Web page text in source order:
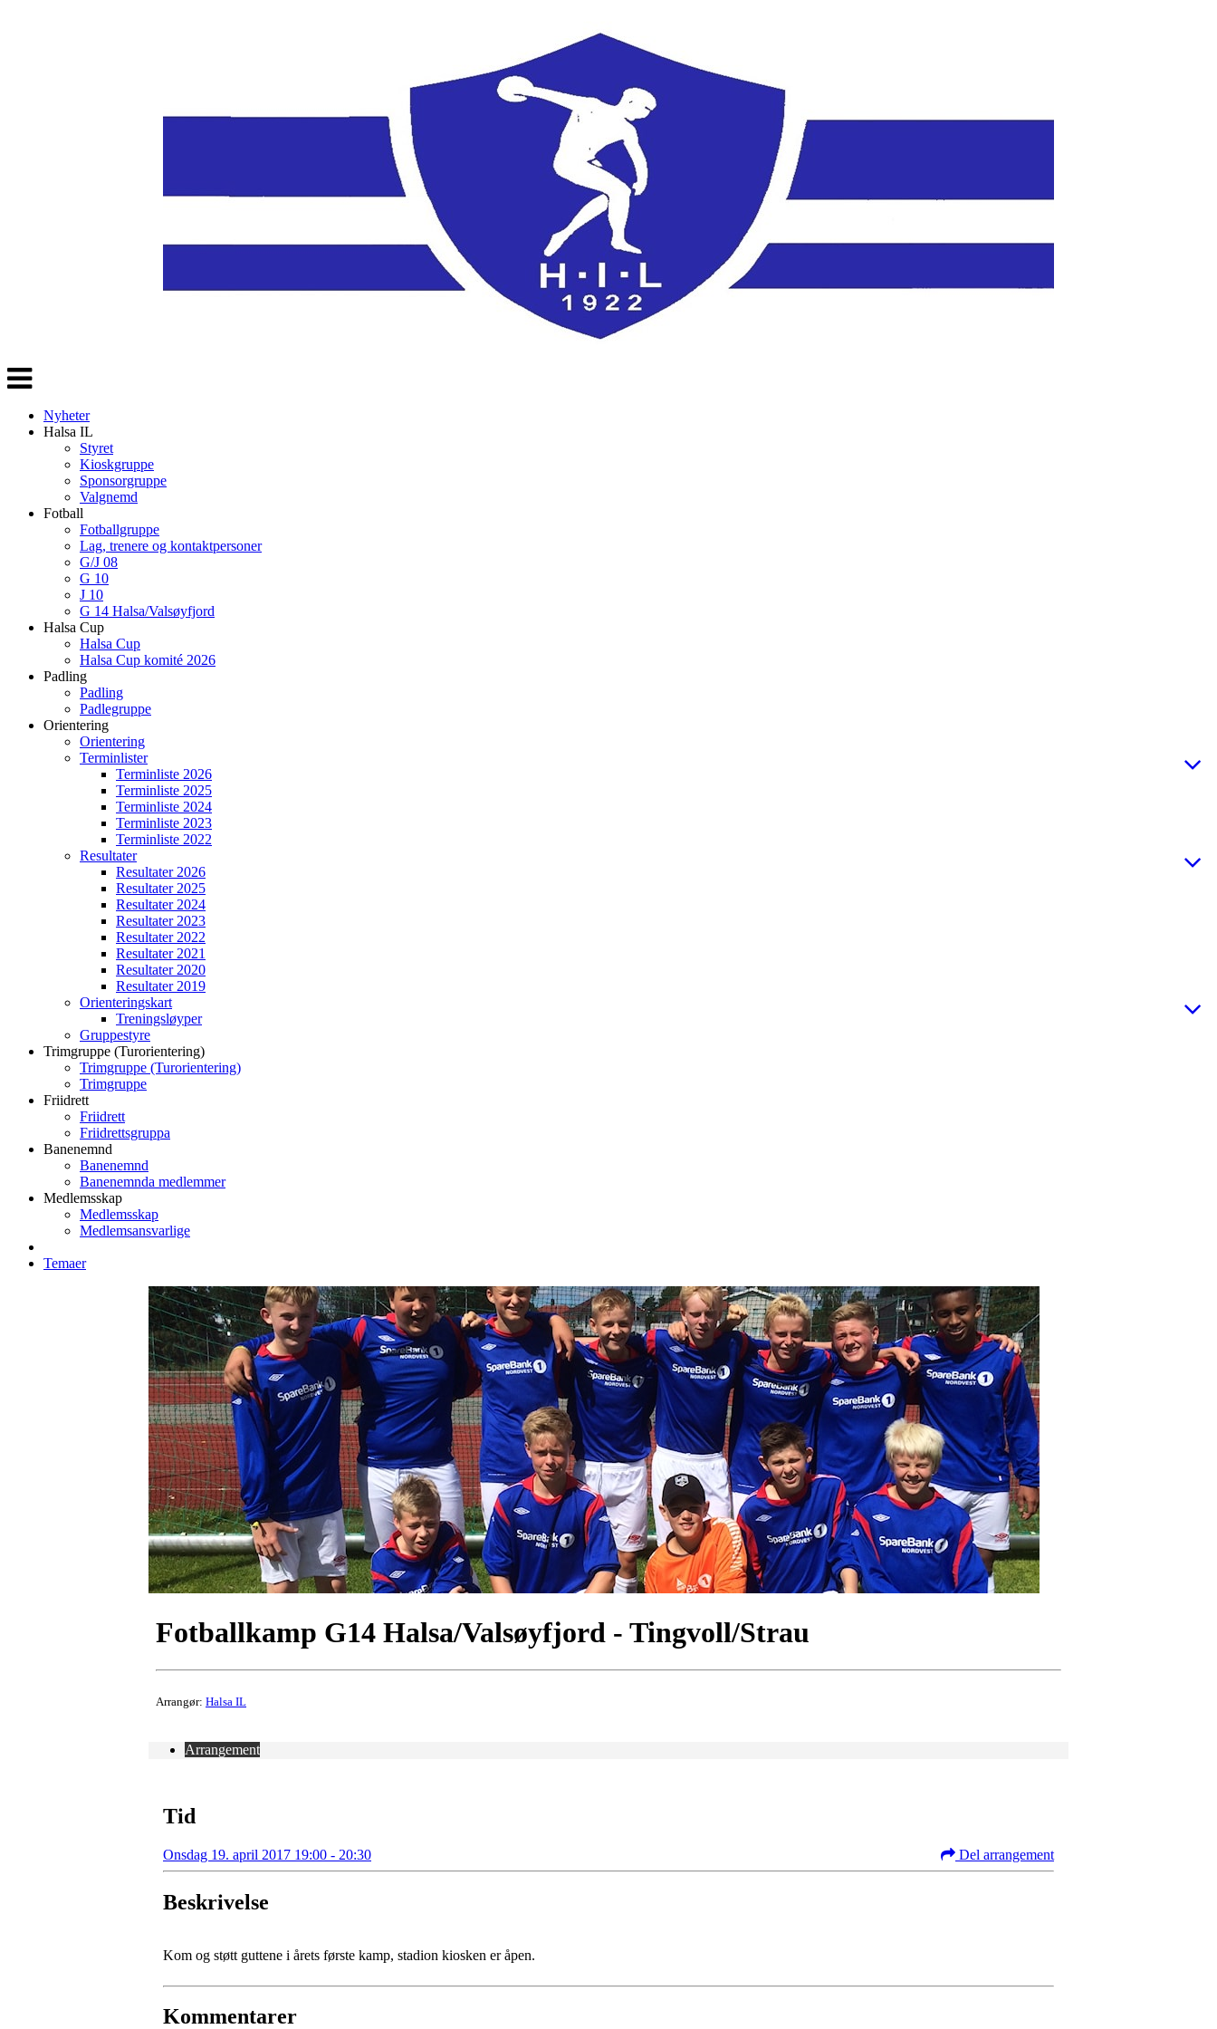
Veksle
navigasjon
Nyheter
Halsa IL
Styret
Kioskgruppe
Sponsorgruppe
Valgnemd
Fotball
Fotballgruppe
Lag, trenere og kontaktpersoner
G/J 08
G 10
J 10
G 14 Halsa/Valsøyfjord
Halsa Cup
Halsa Cup
Halsa Cup komité 2026
Padling
Padling
Padlegruppe
Orientering
Orientering
Terminlister
Terminliste 2026
Terminliste 2025
Terminliste 2024
Terminliste 2023
Terminliste 2022
Resultater
Resultater 2026
Resultater 2025
Resultater 2024
Resultater 2023
Resultater 2022
Resultater 2021
Resultater 2020
Resultater 2019
Orienteringskart
Treningsløyper
Gruppestyre
Trimgruppe (Turorientering)
Trimgruppe (Turorientering)
Trimgruppe
Friidrett
Friidrett
Friidrettsgruppa
Banenemnd
Banenemnd
Banenemnda medlemmer
Medlemsskap
Medlemsskap
Medlemsansvarlige
Temaer
Fotballkamp G14 Halsa/Valsøyfjord - Tingvoll/Strau
Arrangør: Halsa IL
Arrangement
Tid
Onsdag 19. april 2017 19:00 - 20:30 Del arrangement
Beskrivelse
Kom og støtt guttene i årets første kamp, stadion kiosken er åpen.
Kommentarer